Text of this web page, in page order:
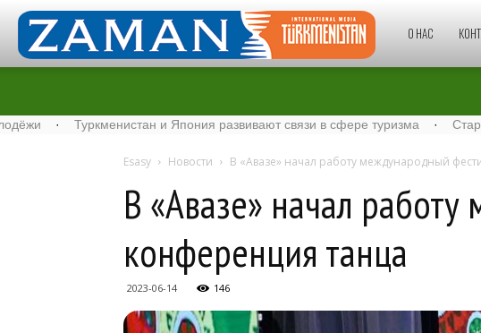
Zaman
О НАС
Туркменистан и Япония развивают связи в сфере туризма · Стартовал
Esasy Новости В «Авазе» начал работу международный
В «Авазе» начал
конференция танца
2023-06-14 146